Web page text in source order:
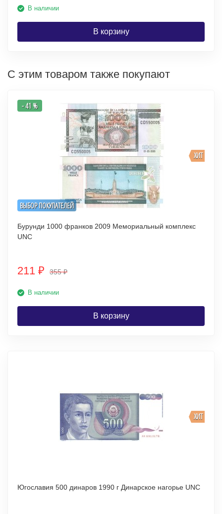
В наличии
В корзину
С этим товаром также покупают
ВЫБОР ПОКУПАТЕЛЕЙ
ХИТ
- 41 %
Бурунди 1000 франков 2009 Мемориальный комплекс
UNC
211 ₽ 355₽
В наличии
В корзину
ХИТ
Югославия 500 динаров 1990 г Динарское нагорье UNC